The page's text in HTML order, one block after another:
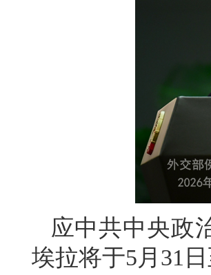
应中共中央政
埃拉将于5月31